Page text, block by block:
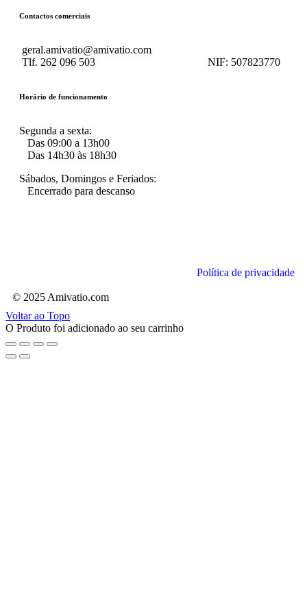
Contactos comerciais
geral.amivatio@amivatio.com
Tlf. 262 096 503 NIF: 507823770
Horário de funcionamento
Segunda a sexta:
Das 09:00 a 13h00
Das 14h30 às 18h30
Sábados, Domingos e Feriados:
Encerrado para descanso
Política de privacidade
© 2025 Amivatio.com
Voltar ao Topo
O Produto foi adicionado ao seu carrinho